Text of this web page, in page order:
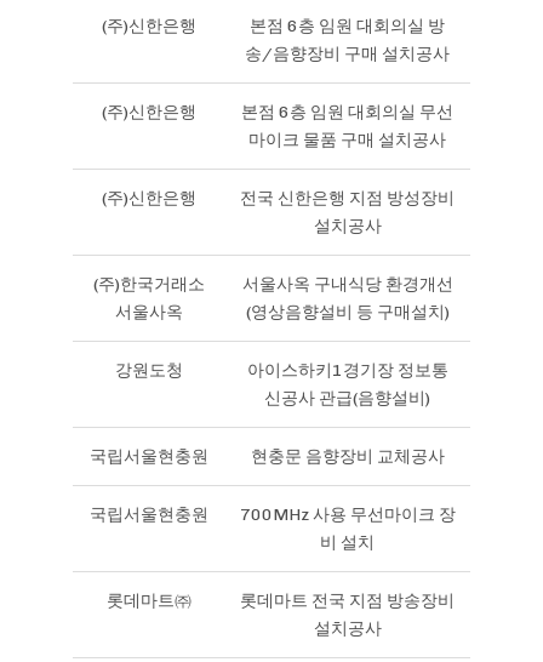
(주)신한은행
본점 6층 임원 대회의실 방
송/음향장비 구매 설치공사
(주)신한은행
본점 6층 임원 대회의실 무선
마이크 물품 구매 설치공사
(주)신한은행
전국 신한은행 지점 방성장비
설치공사
(주)한국거래소
서울사옥
서울사옥 구내식당 환경개선
(영상음향설비 등 구매설치)
강원도청
아이스하키1경기장 정보통
신공사 관급(음향설비)
국립서울현충원 현충문 음향장비 교체공사
국립서울현충원
700MHz 사용 무선마이크 장
비 설치
롯데마트㈜
롯데마트 전국 지점 방송장비
설치공사